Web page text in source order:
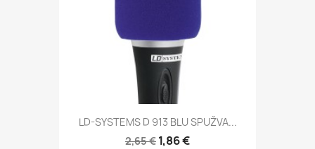
LD-SYSTEMS D 913 BLU SPUŽVA...
2,65 € 1,86 €